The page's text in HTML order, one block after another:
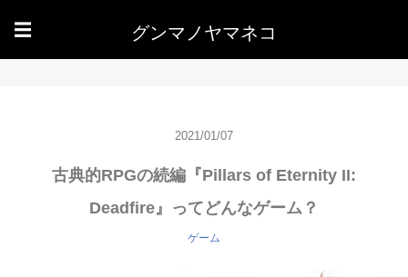
☰ グンマノヤマネコ
2021/01/07
古典的RPGの続編『Pillars of Eternity II:
Deadfire』ってどんなゲーム？
ゲーム